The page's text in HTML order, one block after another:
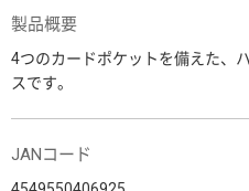
製品概要
4つのカードポケットを備えた、
スです。
JANコード